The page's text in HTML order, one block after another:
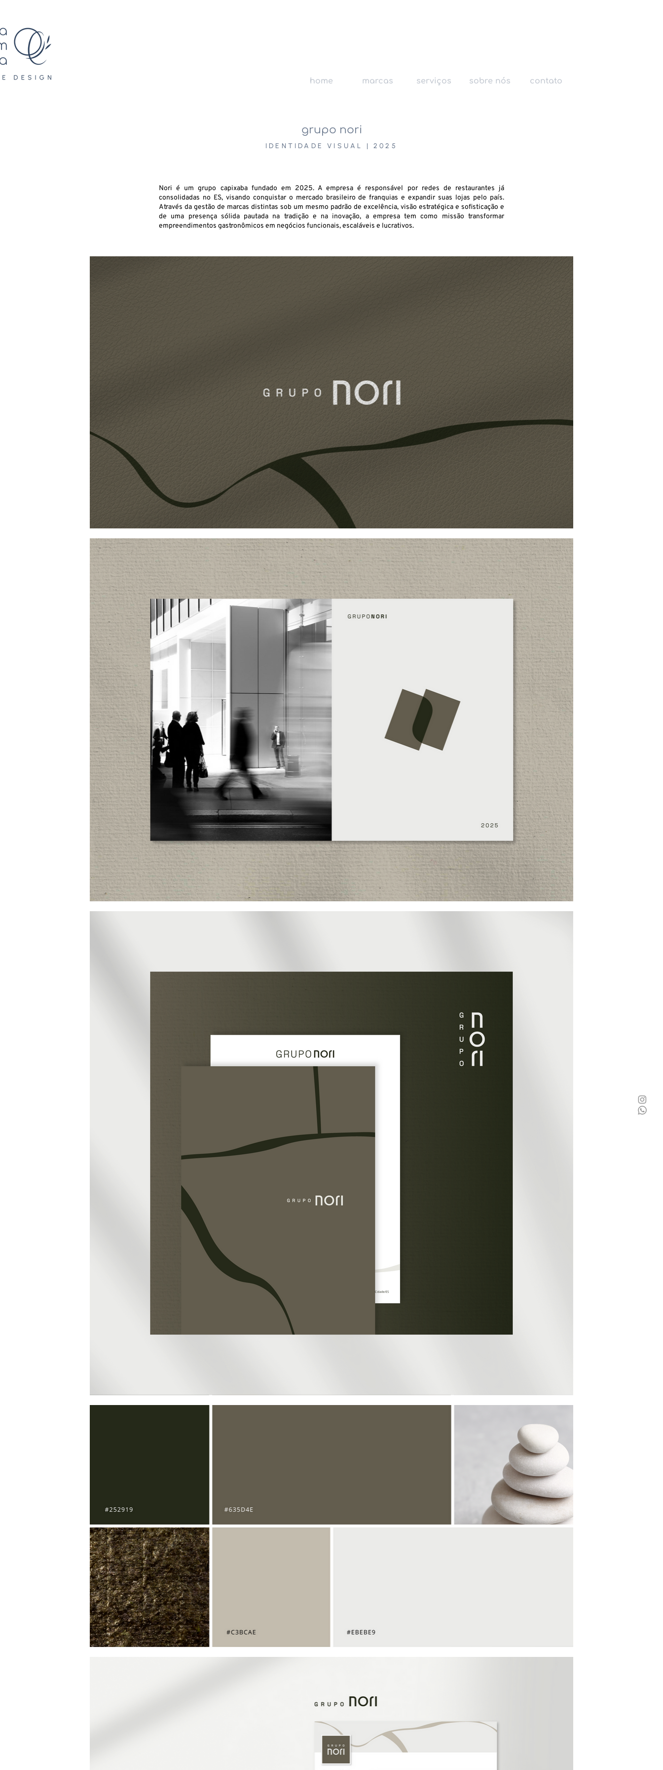
home marcas serviços sobre nós contato
grupo nori
IDENTIDADE VISUAL | 2025
Nori é um grupo capixaba fundado em 2025. A empresa é responsável por redes de restaurantes já
consolidadas no ES, visando conquistar o mercado brasileiro de franquias e expandir suas lojas pelo país.
Através da gestão de marcas distintas sob um mesmo padrão de excelência, visão estratégica e sofisticação e
de uma presença sólida pautada na tradição e na inovação, a empresa tem como missão transformar
empreendimentos gastronômicos em negócios funcionais, escaláveis e lucrativos.